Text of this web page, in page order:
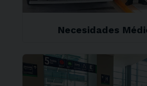
Necesidades